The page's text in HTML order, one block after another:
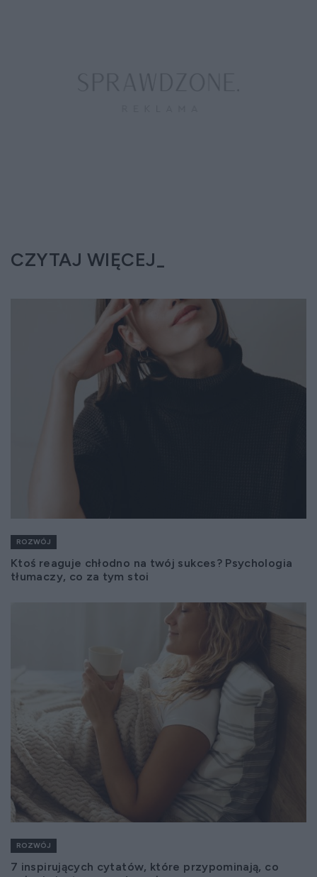
CZYTAJ WIĘCEJ
ROZWÓJ
Ktoś reaguje chłodno na twój sukces? Psychologia
tłumaczy, co za tym stoi
ROZWÓJ
7 inspirujących cytatów, które przypominają, co